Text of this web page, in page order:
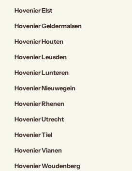
Hovenier Elst
Hovenier Geldermalsen
Hovenier Houten
Hovenier Leusden
Hovenier Lunteren
Hovenier Nieuwegein
Hovenier Rhenen
Hovenier Utrecht
Hovenier Tiel
Hovenier Vianen
Hovenier Woudenberg